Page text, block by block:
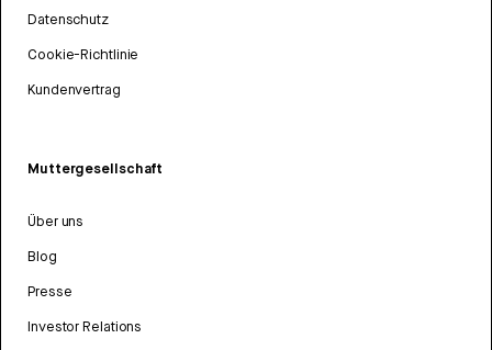
Datenschutz
Cookie-Richtlinie
Kundenvertrag
Muttergesellschaft
Über uns
Blog
Presse
Investor Relations